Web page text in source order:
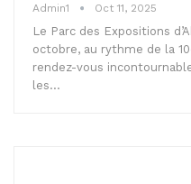
Admin1 Oct 11, 2025
Le Parc des Expositions
octobre, au rythme de la
rendez-vous
les…